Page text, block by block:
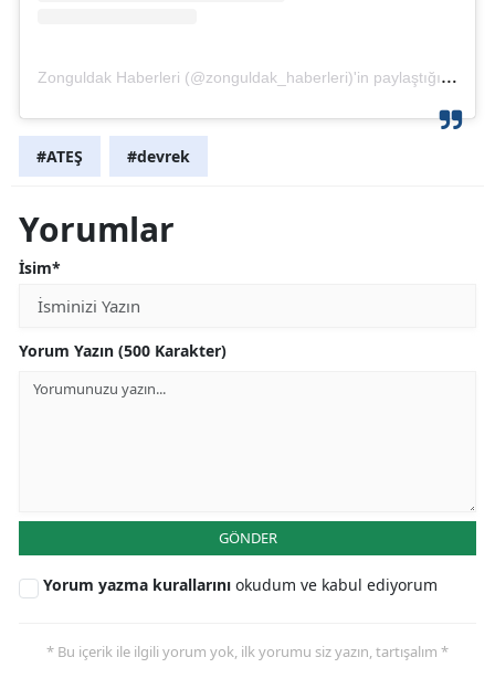
Zonguldak Haberleri (@zonguldak_haberleri)'in paylaştığı bir gönderi
#ATEŞ #devrek
Yorumlar
İsim*
Yorum Yazın (500 Karakter)
GÖNDER
Yorum yazma kurallarını okudum ve kabul ediyorum
* Bu içerik ile ilgili yorum yok, ilk yorumu siz yazın, tartışalım *